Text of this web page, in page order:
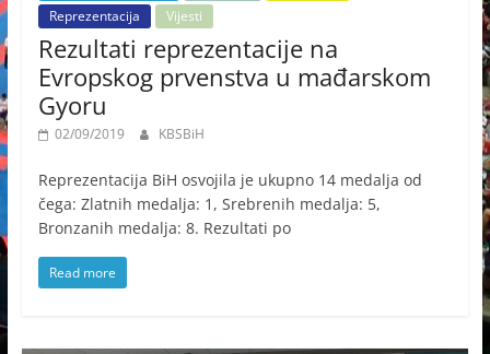
Reprezentacija
Vijesti
Rezultati reprezentacije na
Evropskog prvenstva u mađarskom
Gyoru
02/09/2019 KBSBiH
Reprezentacija BiH osvojila je ukupno 14 medalja od
čega: Zlatnih medalja: 1, Srebrenih medalja: 5,
Bronzanih medalja: 8. Rezultati po
Read more